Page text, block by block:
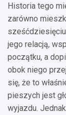
Historia tego
zarówno
jego relacją,
początku, a
obok niego
się, że to
pieszych jest
wyjazdu.